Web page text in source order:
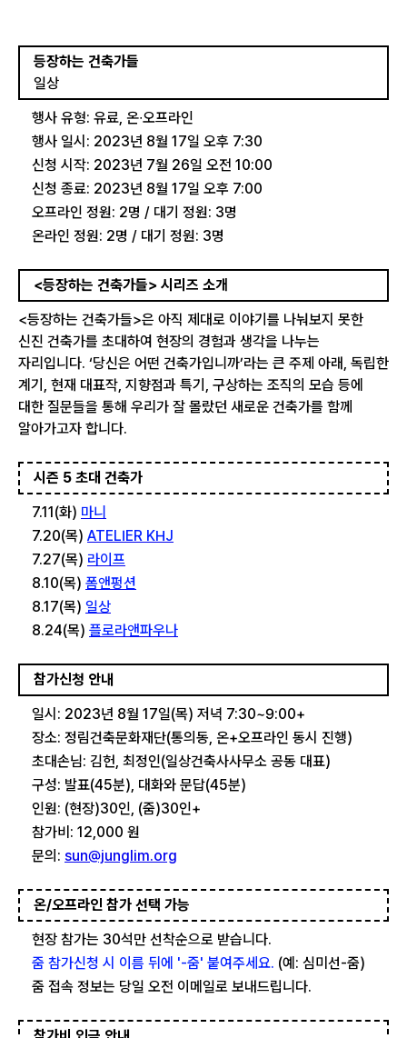
등장하는 건축가들
일상
행사 유형: 유료, 온∙오프라인
행사 일시: 2023년 8월 17일 오후 7:30
신청 시작: 2023년 7월 26일 오전 10:00
신청 종료: 2023년 8월 17일 오후 7:00
오프라인 정원: 2명 / 대기 정원: 3명
온라인 정원: 2명 / 대기 정원: 3명
<등장하는 건축가들> 시리즈 소개
<등장하는 건축가들>은 아직 제대로 이야기를 나눠보지 못한
신진 건축가를 초대하여 현장의 경험과 생각을 나누는
자리입니다. ‘당신은 어떤 건축가입니까’라는 큰 주제 아래, 독립한
계기, 현재 대표작, 지향점과 특기, 구상하는 조직의 모습 등에
대한 질문들을 통해 우리가 잘 몰랐던 새로운 건축가를 함께
알아가고자 합니다.
시즌 5 초대 건축가
7.11(화) 마니
7.20(목) ATELIER KHJ
7.27(목) 라이프
8.10(목) 폼앤펑션
8.17(목) 일상
8.24(목) 플로라앤파우나
참가신청 안내
일시: 2023년 8월 17일(목) 저녁 7:30~9:00+
장소: 정림건축문화재단(통의동, 온+오프라인 동시 진행)
초대손님: 김헌, 최정인(일상건축사사무소 공동 대표)
구성: 발표(45분), 대화와 문답(45분)
인원: (현장)30인, (줌)30인+
참가비: 12,000 원
문의: sun@junglim.org
온/오프라인 참가 선택 가능
현장 참가는 30석만 선착순으로 받습니다.
줌 참가신청 시 이름 뒤에 '-줌' 붙여주세요. (예: 심미선-줌)
줌 접속 정보는 당일 오전 이메일로 보내드립니다.